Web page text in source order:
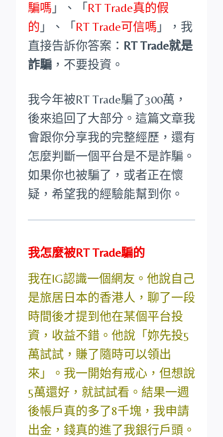
騙嗎 」、「 RT Trade真的假
的 」、「 RT Trade可信嗎 」，我
直接告訴你答案： RT Trade就是
詐騙 ，不要投資。
我今年被RT Trade騙了300萬，
後來追回了大部分。這篇文章我
會跟你分享我的完整經歷，還有
怎麼判斷一個平台是不是詐騙。
如果你也被騙了，或者正在懷
疑，希望我的經驗能幫到你。
我怎麼被RT Trade騙的
我在IG認識一個網友。他說自己
是旅居日本的香港人，聊了一段
時間後才提到他在某個平台投
資，收益不錯。他說「妳先投5
萬試試，賺了隨時可以領出
來」。我一開始有戒心，但想說
5萬還好，就試試看。結果一週
後帳戶真的多了8千塊，我申請
出金，錢真的進了我銀行戶頭。